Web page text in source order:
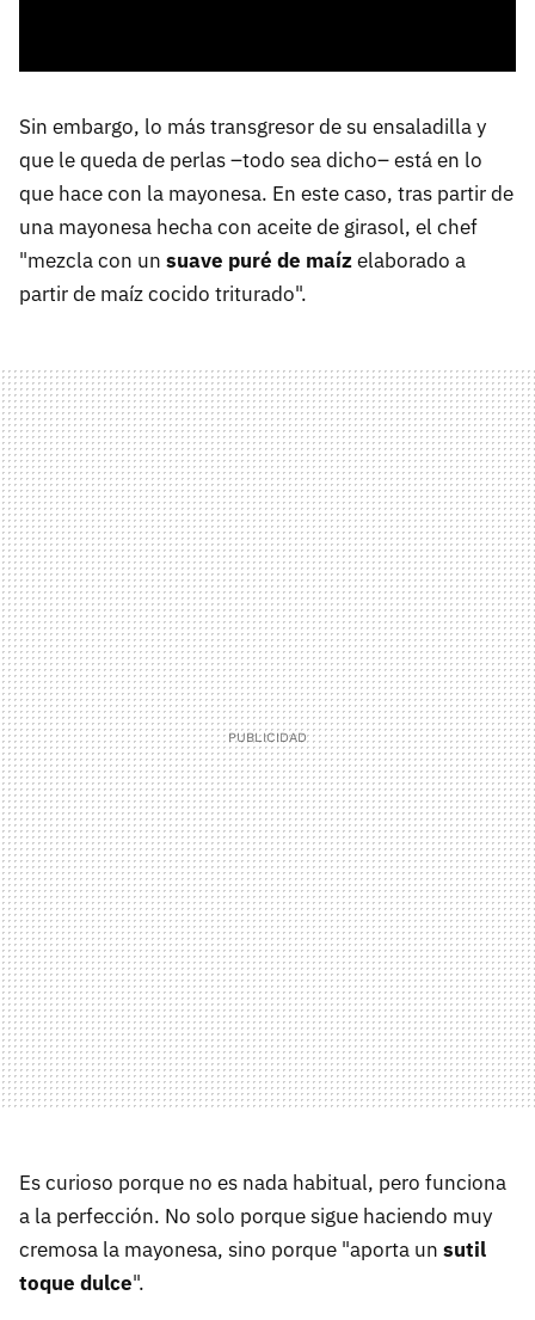
Sin embargo, lo más transgresor de su ensaladilla y
que le queda de perlas –todo sea dicho– está en lo
que hace con la mayonesa. En este caso, tras partir de
una mayonesa hecha con aceite de girasol, el chef
"mezcla con un suave puré de maízelaborado a
partir de maíz cocido triturado".
Es curioso porque no es nada habitual, pero funciona
a la perfección. No solo porque sigue haciendo muy
cremosa la mayonesa, sino porque "aporta un sutil
toque dulce".